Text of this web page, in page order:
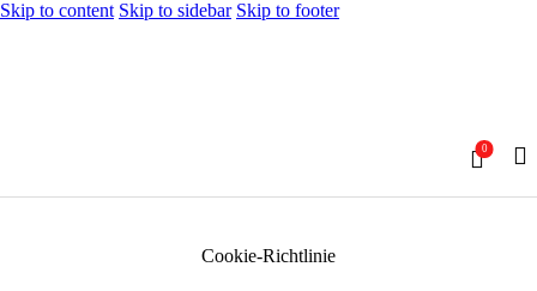
Skip to content Skip to sidebar Skip to footer
0
Cookie-Richtlinie